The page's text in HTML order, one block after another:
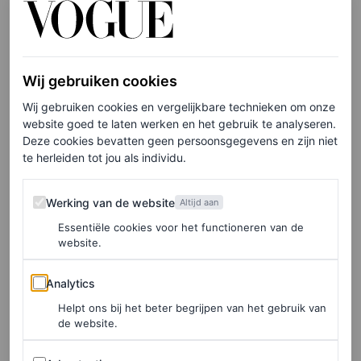
een soort polyfenolen (moleculen met antioxiderende
eigenschappen, red.). Van deze hartbeschermende
flavonoïden is aangetoond dat ze het slechte cholesterol
verlagen. Ook verlagen ze de bloeddruk en gaan ze de
vorming van plaque in de bloedvaten tegen.
De voordelen van groene
thee
Groene thee (enmatcha, wat in wezen verpulverde
groene thee is) ondergaat een kortere oxidatieperiode dan
zwarte thee. Daardoor bevat het meer van een speciaal
soort polyfenol antioxidant, bekend als epigallocatechin-
Wij gebruiken cookies
Wij gebruiken cookies en vergelijkbare technieken om onze
website goed te laten werken en het gebruik te analyseren.
Deze cookies bevatten geen persoonsgegevens en zijn niet
te herleiden tot jou als individu.
Werking van de website
Werking van de website Altijd aan
Essentiële cookies voor het functioneren van de
website.
Analytics
Analytics
Helpt ons bij het beter begrijpen van het gebruik van
de website.
Advertenties